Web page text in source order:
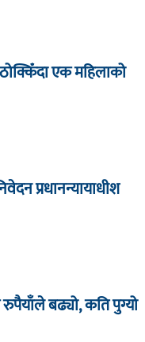
एक महिलाको
प्रधानन्यायाधीश
बढ्यो, कति पुग्यो